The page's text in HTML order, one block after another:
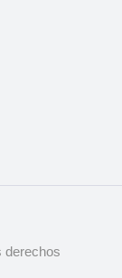
derechos